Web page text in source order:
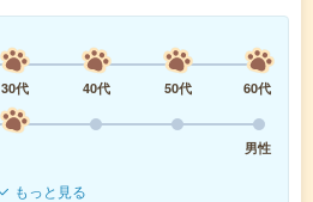
30代 40代 50代
60代
男性
もっと見る